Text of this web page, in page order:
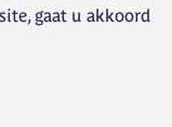
gaat u akkoord